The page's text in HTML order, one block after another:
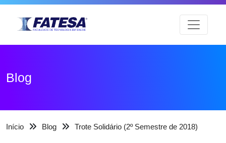
Blog
Início Blog Trote Solidário (2º Semestre de 2018)